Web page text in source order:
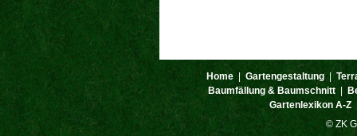
Home Gartengestaltung
Baumfällung & Baumschnitt
Gartenlexikon A-Z
© ZK